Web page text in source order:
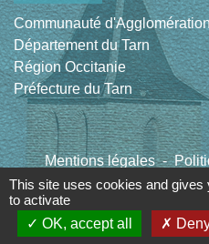
Communauté
Département du Tarn
Région Occitanie
Préfecture du Tarn
Mentions légales -
Accessibilité - Plan du
Site créé en partenariat
This site uses cookies and
to activate
OK, accept all